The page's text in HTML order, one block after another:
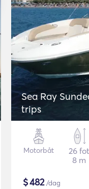
Sea Ray
trips
Motorbåt
26 fot
8 m
$482/dag